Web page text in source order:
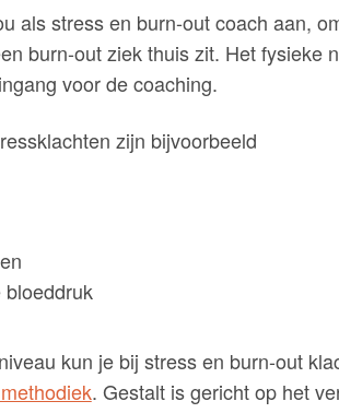
als stress en burn-out coach aan,
burn-out ziek thuis zit. Het fysieke
voor de coaching.
zijn bijvoorbeeld
kun je bij stress en burn-out
. Gestalt is gericht op het